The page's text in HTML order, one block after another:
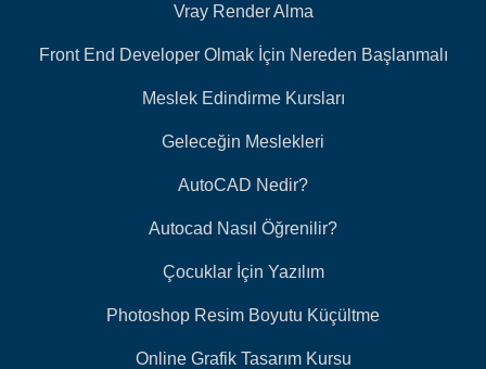
Vray Render Alma
Front End Developer Olmak İçin Nereden Başlanmalı
Meslek Edindirme Kursları
Geleceğin Meslekleri
AutoCAD Nedir?
Autocad Nasıl Öğrenilir?
Çocuklar İçin Yazılım
Photoshop Resim Boyutu Küçültme
Online Grafik Tasarım Kursu